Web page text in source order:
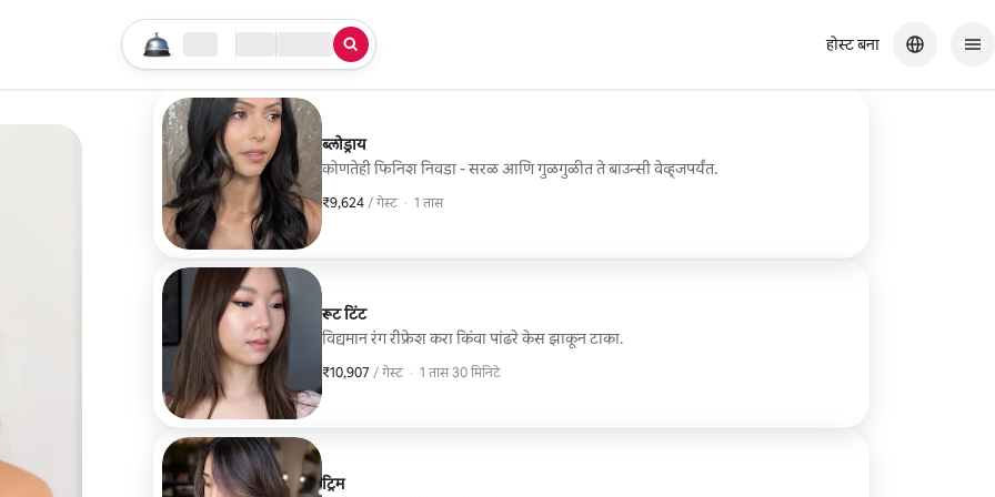
तुमचा सर्च सुरू करा
लोकेशन चेक इन / चेक आऊट
सेवेचा प्रकार
होस्ट बना
ब्लोड्राय
कोणतेही फिनिश निवडा - सरळ आणि गुळगुळीत ते बाउन्सी वेव्ह्जपर्यंत.
₹9,624 / गेस्ट
₹9,624 प्रति गेस्ट
, · 1 तास
रूट टिंट
विद्यमान रंग रीफ्रेश करा किंवा पांढरे केस झाकून टाका.
₹10,907 / गेस्ट
₹10,907 प्रति गेस्ट
, · 1 तास 30 मिनिटे
ट्रिम